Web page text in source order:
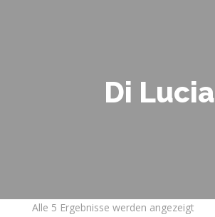
Di Lucia
Alle 5 Ergebnisse werden angezeigt